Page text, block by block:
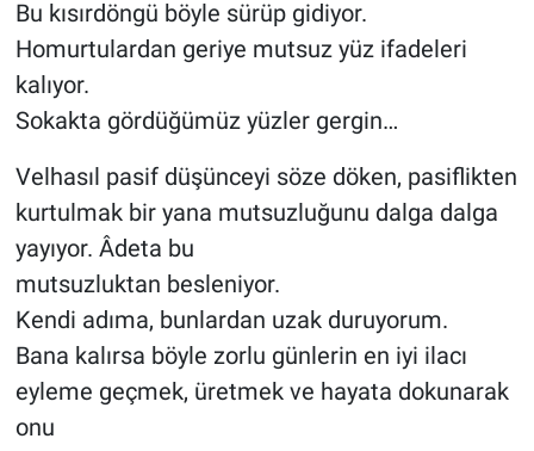
Bu kısırdöngü böyle sürüp gidiyor.
Homurtulardan geriye mutsuz yüz ifadeleri
kalıyor.
Sokakta gördüğümüz yüzler gergin…
Velhasıl pasif düşünceyi söze döken, pasiflikten
kurtulmak bir yana mutsuzluğunu dalga dalga
yayıyor. Âdeta bu
mutsuzluktan besleniyor.
Kendi adıma, bunlardan uzak duruyorum.
Bana kalırsa böyle zorlu günlerin en iyi ilacı
eyleme geçmek, üretmek ve hayata dokunarak
onu